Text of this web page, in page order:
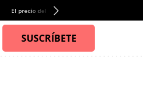
El precio del alquiler de vivienda baja por